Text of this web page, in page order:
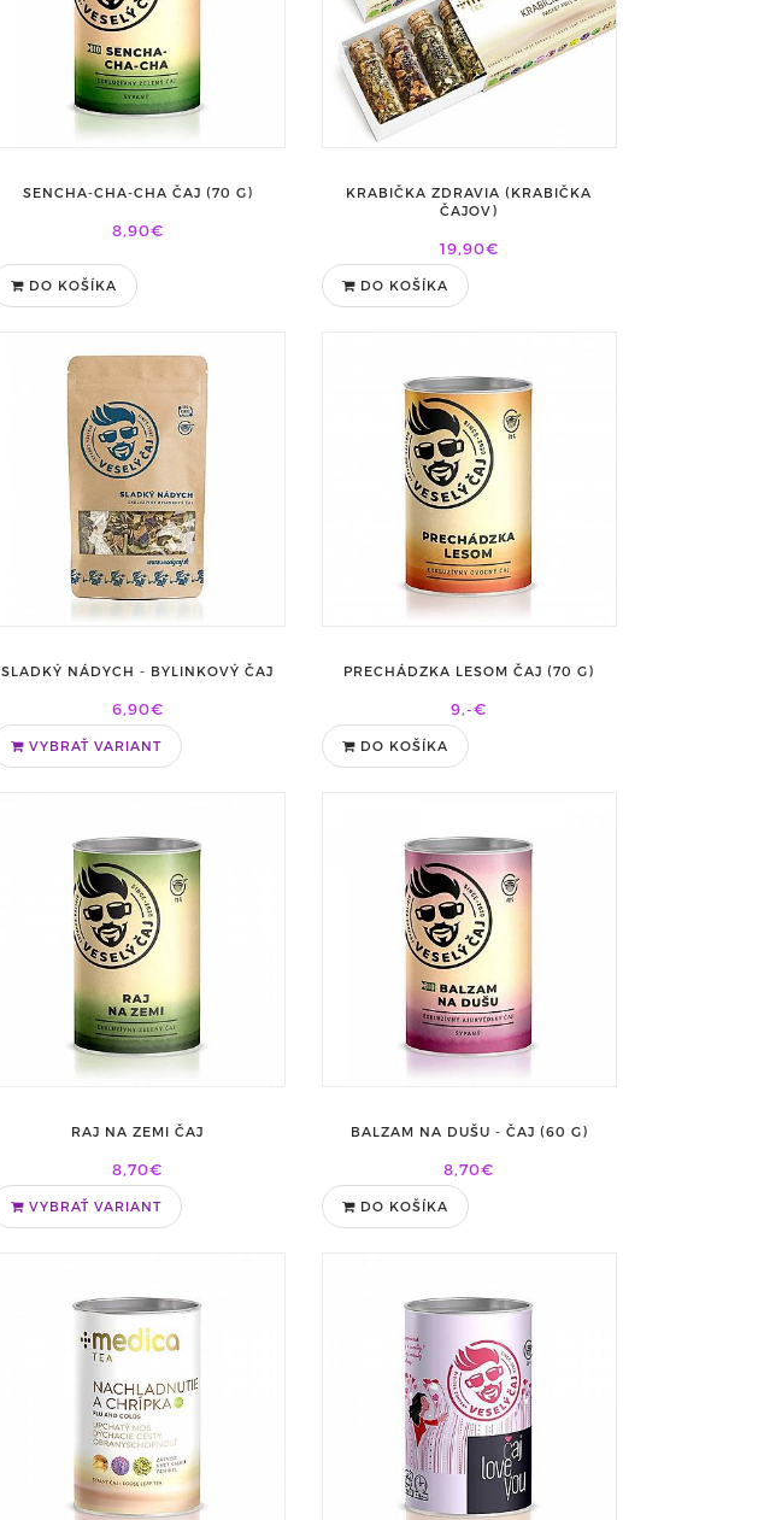
SENCHA-CHA-CHA ČAJ (70 G)
8,90€
DO KOŠÍKA
KRABIČKA ZDRAVIA (KRABIČKA
ČAJOV)
19,90€
DO KOŠÍKA
SLADKÝ NÁDYCH - BYLINKOVÝ ČAJ
6,90€
VYBRAŤ VARIANT
PRECHÁDZKA LESOM ČAJ (70 G)
9,-€
DO KOŠÍKA
RAJ NA ZEMI ČAJ
8,70€
VYBRAŤ VARIANT
BALZAM NA DUŠU - ČAJ (60 G)
8,70€
DO KOŠÍKA